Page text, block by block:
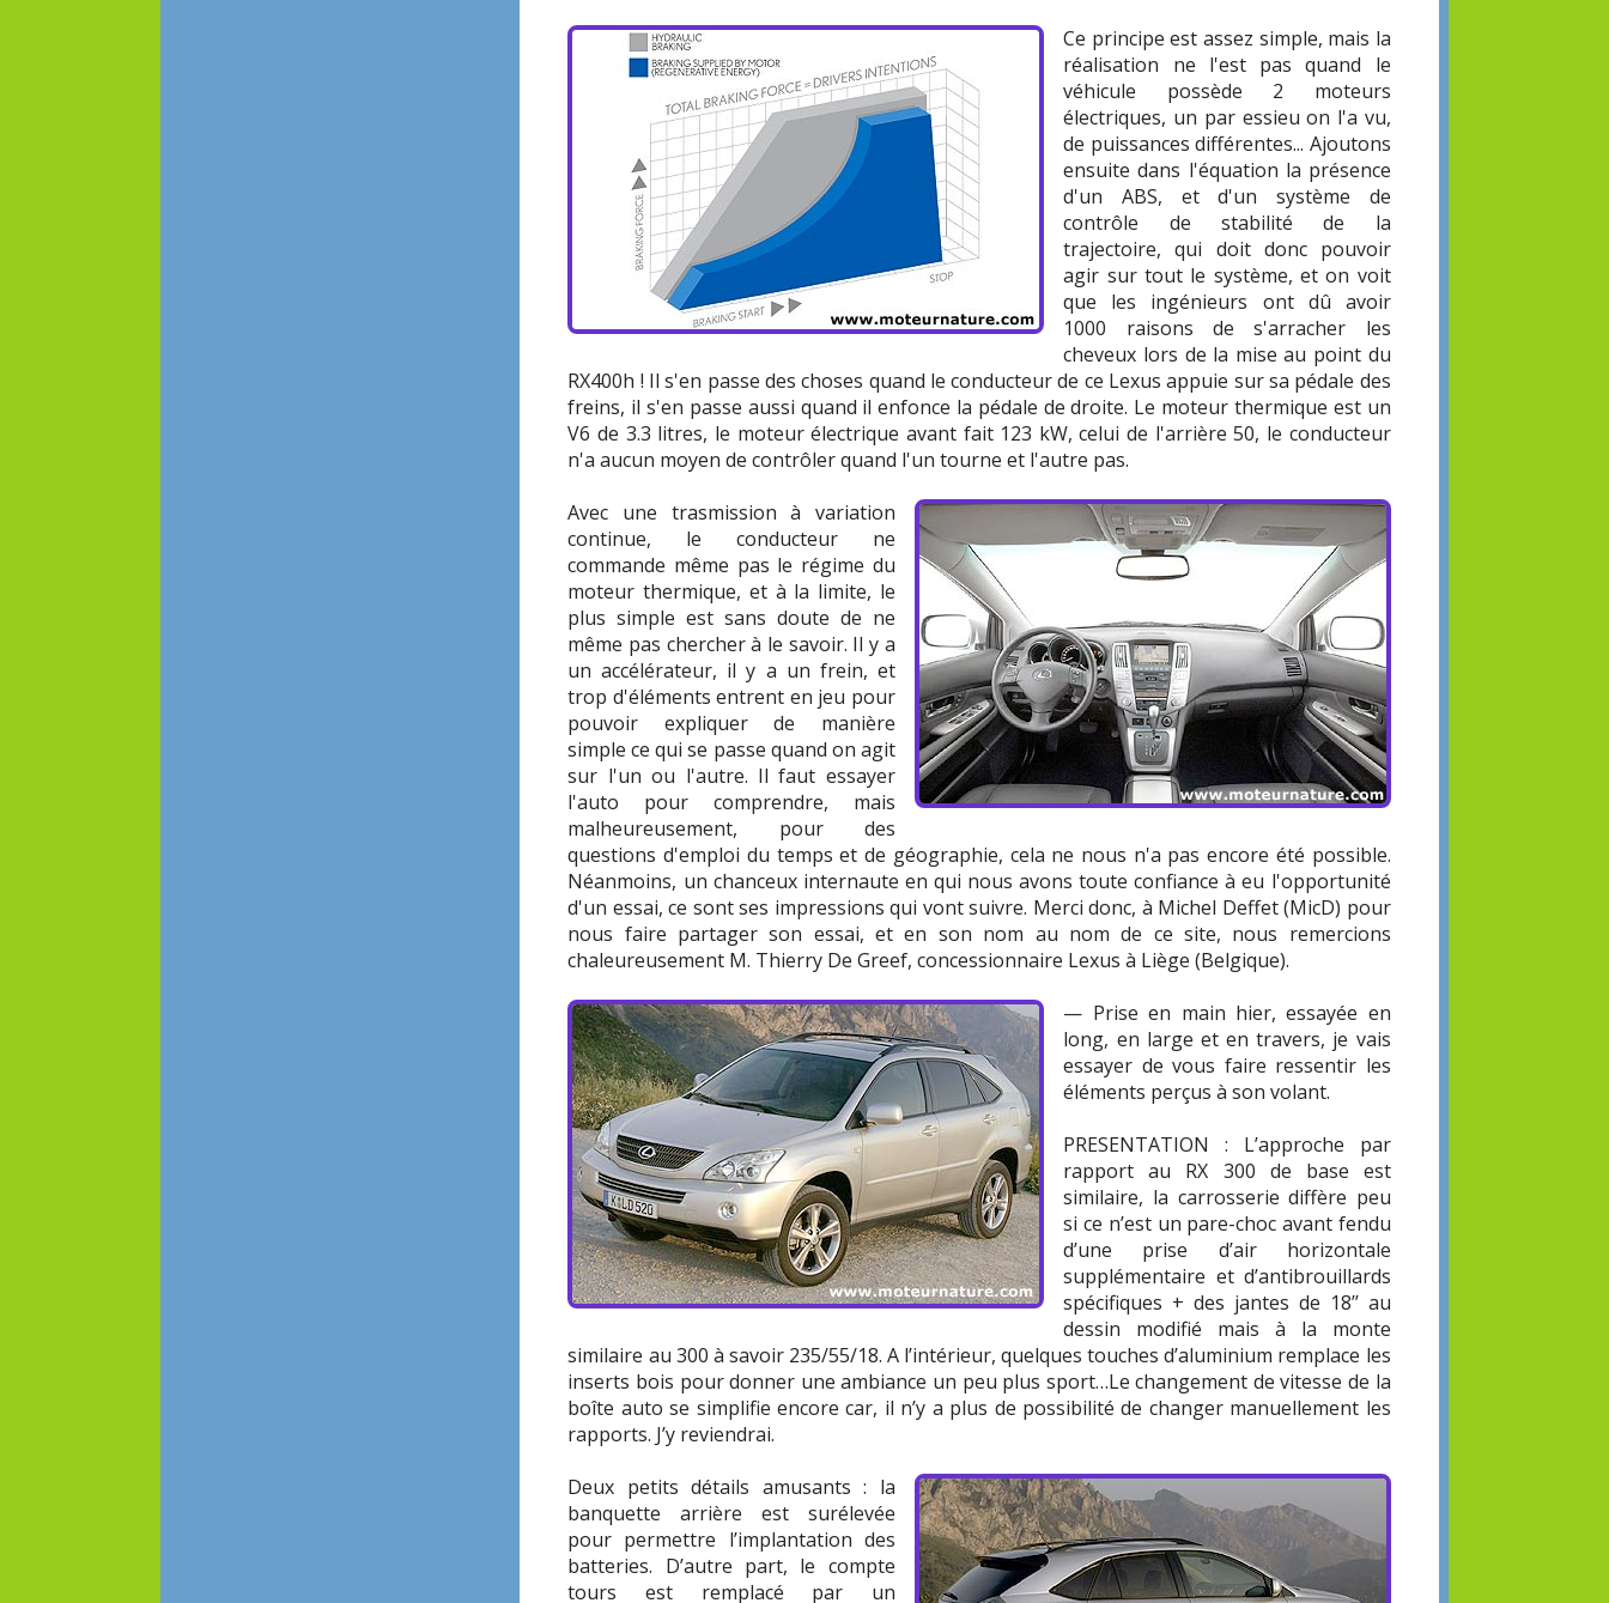
Ce principe est assez simple, mais la
réalisation ne l'est pas quand le
véhicule possède 2 moteurs
électriques, un par essieu on l'a vu,
de puissances différentes... Ajoutons
ensuite dans l'équation la présence
d'un ABS, et d'un système de
contrôle de stabilité de la
trajectoire, qui doit donc pouvoir
agir sur tout le système, et on voit
que les ingénieurs ont dû avoir
1000 raisons de s'arracher les
cheveux lors de la mise au point du
RX400h ! Il s'en passe des choses quand le conducteur de ce Lexus appuie sur sa pédale des
freins, il s'en passe aussi quand il enfonce la pédale de droite. Le moteur thermique est un
V6 de 3.3 litres, le moteur électrique avant fait 123 kW, celui de l'arrière 50, le conducteur
n'a aucun moyen de contrôler quand l'un tourne et l'autre pas.
Avec une trasmission à variation
continue, le conducteur ne
commande même pas le régime du
moteur thermique, et à la limite, le
plus simple est sans doute de ne
même pas chercher à le savoir. Il y a
un accélérateur, il y a un frein, et
trop d'éléments entrent en jeu pour
pouvoir expliquer de manière
simple ce qui se passe quand on agit
sur l'un ou l'autre. Il faut essayer
l'auto pour comprendre, mais
malheureusement, pour des
questions d'emploi du temps et de géographie, cela ne nous n'a pas encore été possible.
Néanmoins, un chanceux internaute en qui nous avons toute confiance à eu l'opportunité
d'un essai, ce sont ses impressions qui vont suivre. Merci donc, à Michel Deffet (MicD) pour
nous faire partager son essai, et en son nom au nom de ce site, nous remercions
chaleureusement M. Thierry De Greef, concessionnaire Lexus à Liège (Belgique).
— Prise en main hier, essayée en
long, en large et en travers, je vais
essayer de vous faire ressentir les
éléments perçus à son volant.
PRESENTATION : L’approche par
rapport au RX 300 de base est
similaire, la carrosserie diffère peu
si ce n’est un pare-choc avant fendu
d’une prise d’air horizontale
supplémentaire et d’antibrouillards
spécifiques + des jantes de 18’’ au
dessin modifié mais à la monte
similaire au 300 à savoir 235/55/18. A l’intérieur, quelques touches d’aluminium remplace les
inserts bois pour donner une ambiance un peu plus sport…Le changement de vitesse de la
boîte auto se simplifie encore car, il n’y a plus de possibilité de changer manuellement les
rapports. J’y reviendrai.
Deux petits détails amusants : la
banquette arrière est surélevée
pour permettre l’implantation des
batteries. D’autre part, le compte
tours est remplacé par un